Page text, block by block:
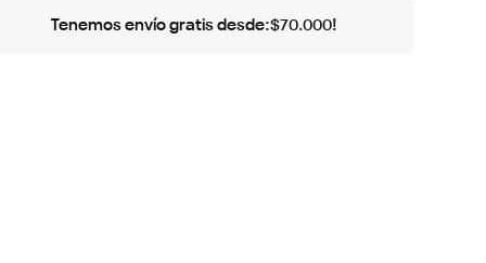
Tenemos envío gratis desde:$70.000!